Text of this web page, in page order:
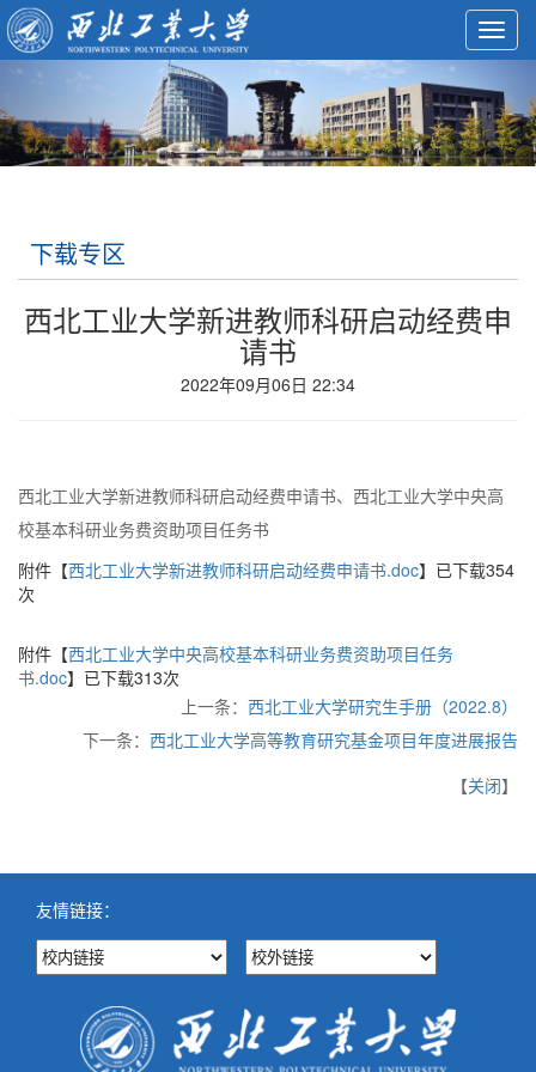
下载专区
西北工业大学新进教师科研启动经费申
请书
2022年09月06日 22:34
西北工业大学新进教师科研启动经费申请书、西北工业大学中央高
校基本科研业务费资助项目任务书
附件【西北工业大学新进教师科研启动经费申请书.doc】已下载354
次
附件【西北工业大学中央高校基本科研业务费资助项目任务
书.doc】已下载313次
上一条： 西北工业大学研究生手册（2022.8）
下一条： 西北工业大学高等教育研究基金项目年度进展报告
【关闭】
友情链接：